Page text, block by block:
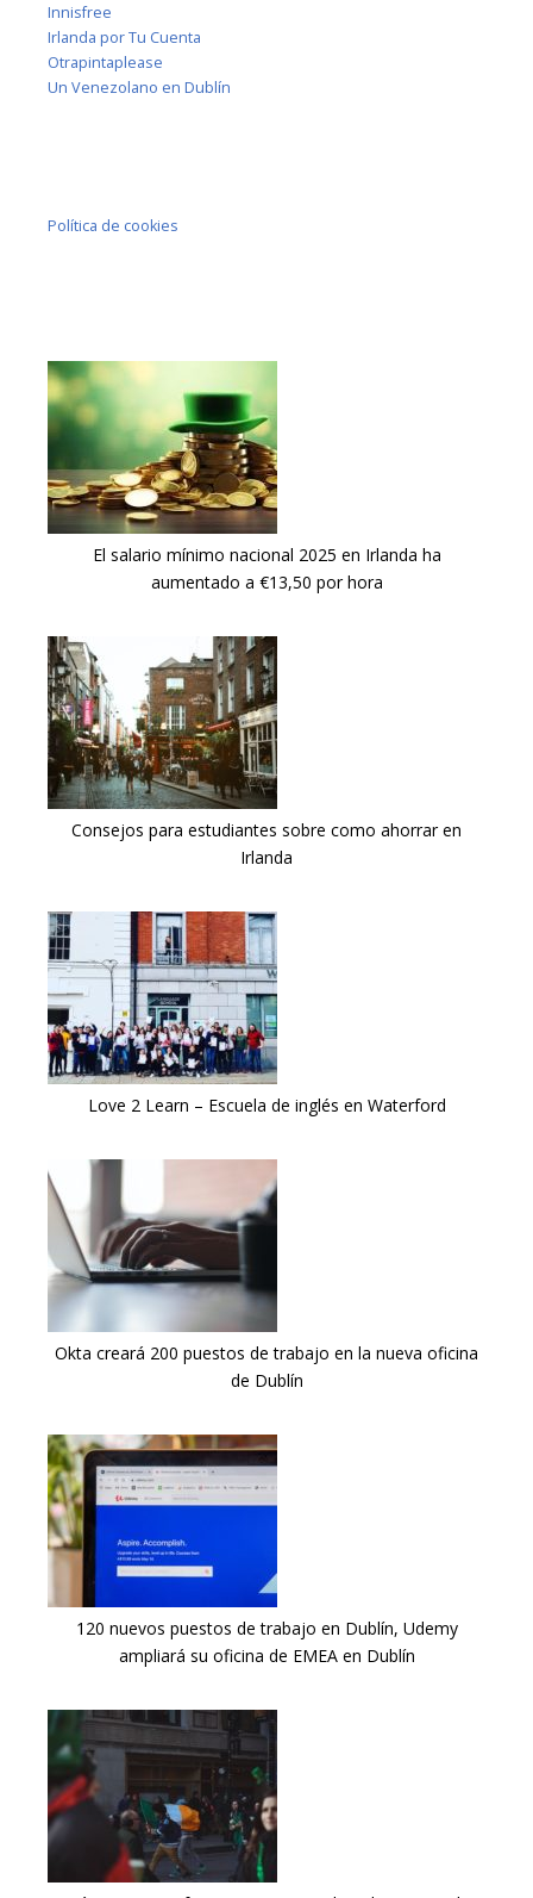
Innisfree
Irlanda por Tu Cuenta
Otrapintaplease
Un Venezolano en Dublín
Política de cookies
El salario mínimo nacional 2025 en Irlanda ha
aumentado a €13,50 por hora
Consejos para estudiantes sobre como ahorrar en
Irlanda
Love 2 Learn – Escuela de inglés en Waterford
Okta creará 200 puestos de trabajo en la nueva oficina
de Dublín
120 nuevos puestos de trabajo en Dublín, Udemy
ampliará su oficina de EMEA en Dublín